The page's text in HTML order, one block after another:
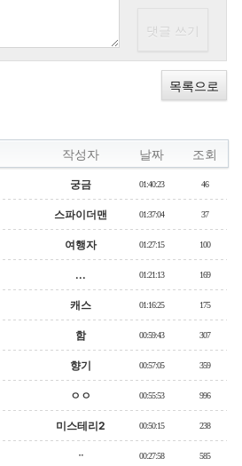
목록으로
작성자 날짜 조회
궁금 01:40:23 46
스파이더맨 01:37:04 37
여행자 01:27:15 100
... 01:21:13 169
캐스 01:16:25 175
함 00:59:43 307
향기 00:57:05 359
ㅇㅇ 00:55:53 996
미스테리2 00:50:15 238
ᆢ 00:27:58 585